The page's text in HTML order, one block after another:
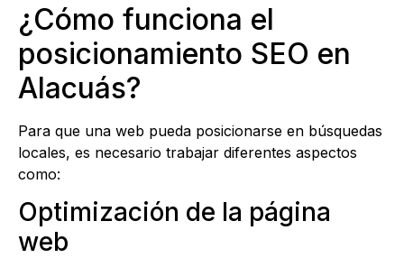
¿Cómo funciona el
posicionamiento SEO en
Alacuás?
Para que una web pueda posicionarse en búsquedas
locales, es necesario trabajar diferentes aspectos
como:
Optimización de la página
web